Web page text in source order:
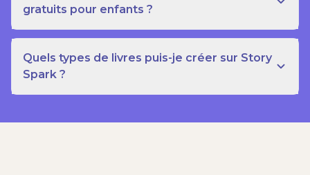
gratuits pour enfants ?
Quels types de livres puis-je créer sur Story
Spark ?